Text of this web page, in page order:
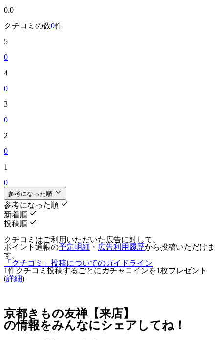
0.0
クチコミの数0件
5
0
4
0
3
0
2
0
1
0
参考になった順
参考になった順
新着順
投稿順
クチコミはご利用いただいた広告に対して、
ポイント通帳の予定明細 ・ 広告利用履歴から投稿いただけま
す。
「クチコミ」投稿についてのガイドライン
1件クチコミ投稿するごとに ガチャコインを1枚プレゼント
(詳細)
京都きもの友禅【来店】
の情報をみんなにシェアしてね！